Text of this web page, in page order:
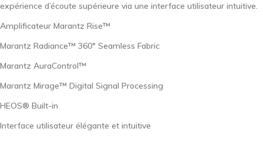
expérience d’écoute supérieure via une interface utilisateur intuitive.
Amplificateur Marantz Rise™
Marantz Radiance™ 360° Seamless Fabric
Marantz AuraControl™
Marantz Mirage™ Digital Signal Processing
HEOS® Built-in
Interface utilisateur élégante et intuitive